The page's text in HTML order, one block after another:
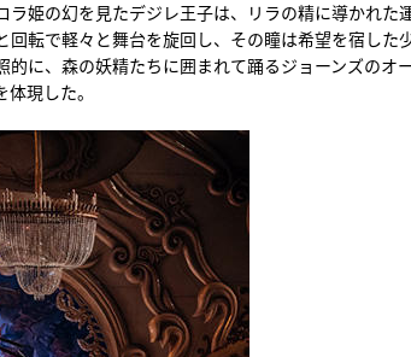
姫の幻を見たデジレ王子は、リラの精に導かれた
転で軽々と舞台を旋回し、その瞳は希望を宿した
に、森の妖精たちに囲まれて踊るジョーンズのオ
現した。